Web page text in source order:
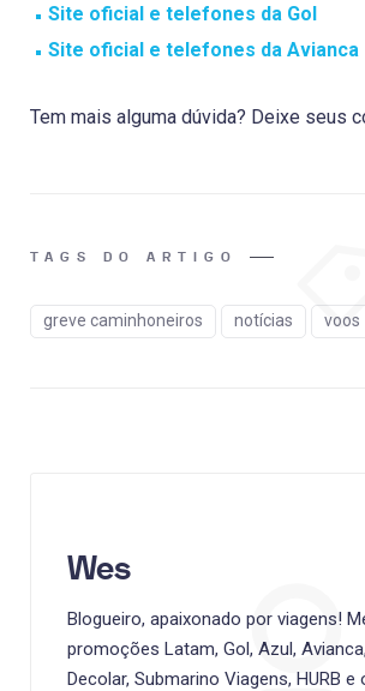
Site oficial e telefones da Gol
Site oficial e telefones da Avianca
Tem mais alguma dúvida? Deixe seus
TAGS DO ARTIGO
greve caminhoneiros notícias voos
Wes
Blogueiro, apaixonado por viagens!
promoções Latam, Gol, Azul,
Decolar, Submarino Viagens, HURB e